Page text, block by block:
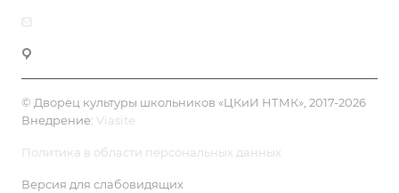
© Дворец культуры школьников «ЦКиИ НТМК», 2017-2026
Внедрение: Viasite
Политика в области персональных данных
Версия для слабовидящих